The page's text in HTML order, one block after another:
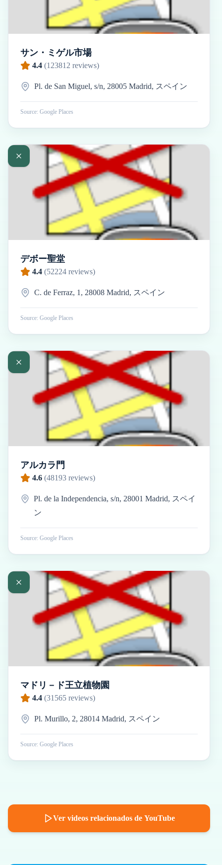
サン・ミゲル市場
4.4 (123812 reviews)
Pl. de San Miguel, s/n, 28005 Madrid, スペイン
Source: Google Places
デボー聖堂
4.4 (52224 reviews)
C. de Ferraz, 1, 28008 Madrid, スペイン
Source: Google Places
アルカラ門
4.6 (48193 reviews)
Pl. de la Independencia, s/n, 28001 Madrid, スペイ
ン
Source: Google Places
マドリ－ド王立植物園
4.4 (31565 reviews)
Pl. Murillo, 2, 28014 Madrid, スペイン
Source: Google Places
Ver videos relacionados de YouTube